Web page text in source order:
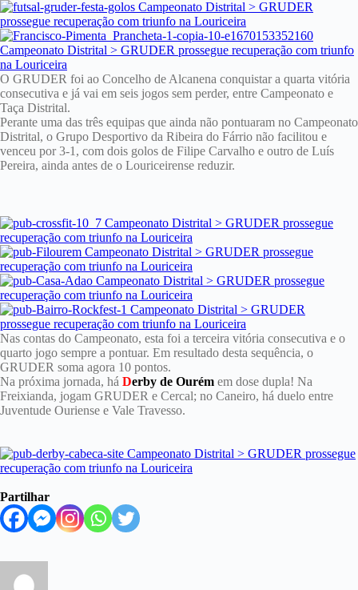
O GRUDER foi ao Concelho de Alcanena conquistar a quarta vitória
consecutiva e já vai em seis jogos sem perder, entre Campeonato e
Taça Distrital.
Perante uma das três equipas que ainda não pontuaram no Campeonato
Distrital, o Grupo Desportivo da Ribeira do Fárrio não facilitou e
venceu por 3-1, com dois golos de Filipe Carvalho e outro de Luís
Pereira, ainda antes de o Louriceirense reduzir.
Nas contas do Campeonato, esta foi a terceira vitória consecutiva e o
quarto jogo sempre a pontuar. Em resultado desta sequência, o
GRUDER soma agora 10 pontos.
Na próxima jornada, há Derby de Ourém em dose dupla! Na
Freixianda, jogam GRUDER e Cercal; no Caneiro, há duelo entre
Juventude Ouriense e Vale Travesso.
Partilhar